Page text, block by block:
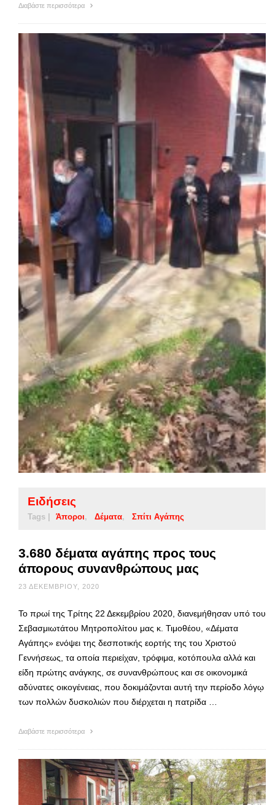
Διαβάστε περισσότερα
Ειδήσεις
Tags | Άποροι Δέματα Σπίτι Αγάπης
3.680 δέματα αγάπης προς τους
άπορους συνανθρώπους μας
23 ΔΕΚΕΜΒΡΊΟΥ, 2020
Το πρωί της Τρίτης 22 Δεκεμβρίου 2020, διανεμήθησαν υπό του
Σεβασμιωτάτου Μητροπολίτου μας κ. Τιμoθέου, «Δέματα
Αγάπης» ενόψει της δεσποτικής εορτής της του Χριστού
Γεννήσεως, τα οποία περιείχαν, τρόφιμα, κοτόπουλα αλλά και
είδη πρώτης ανάγκης, σε συνανθρώπους και σε οικονομικά
αδύνατες οικογένειας, που δοκιμάζονται αυτή την περίοδο λόγῳ
των πολλών δυσκολιών που διέρχεται η πατρίδα …
Διαβάστε περισσότερα